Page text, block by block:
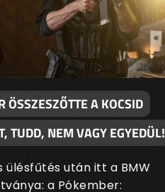
ÖSSZESZŐTTE A KOCSID
TUDD, NEM VAGY EGYEDÜL!
ülésfűtés után itt a BMW
a Pókember: